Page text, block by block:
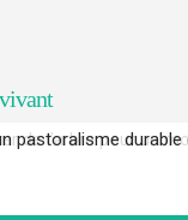
de l’arbre pour un